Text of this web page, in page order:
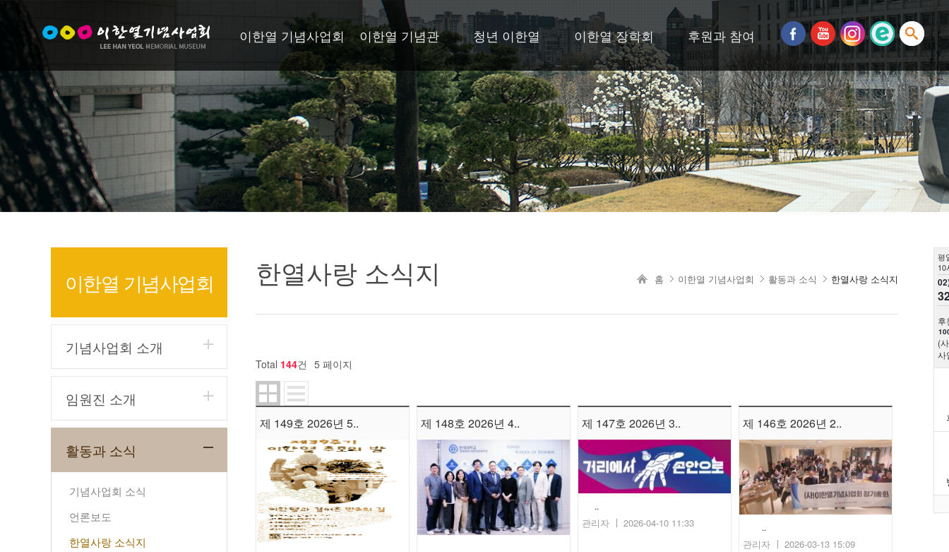
평
10
후
(
사
이한열 기념사업회 이한열 기념관 청년 이한열 이한열 장학회 후원과 참여
이한열 기념사업회
기념사업회 소개
임원진 소개
활동과 소식
기념사업회 소식
언론보도
한열사랑 소식지
한열사랑 소식지 홈 이한열 기념사업회 활동과 소식 한열사랑 소식지
Total 144건 5 페이지
제 149호 2026년 5.. 제 148호 2026년 4.. 제 147호 2026년 3..
..
관리자 2026-04-10 11:33
제 146호 2026년 2..
..
관리자 2026-03-13 15:09